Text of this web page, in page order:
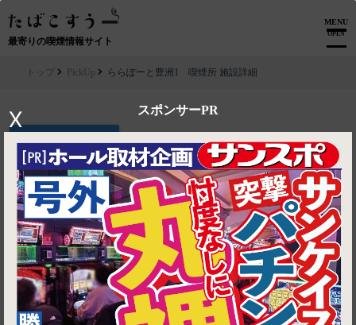
最寄りの喫煙情報サイト
MENU
OPEN
スポンサーPR
X
トップ PickUp ららぽーと豊洲1 喫煙所 施設詳細
PickUp│ららぽーと豊洲1 喫煙所